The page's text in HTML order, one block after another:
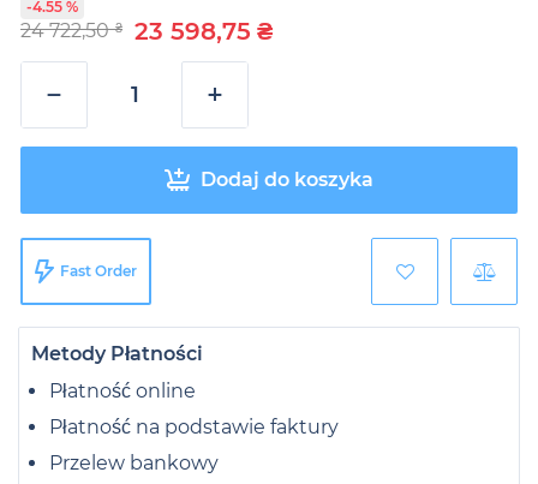
24 722,50 ₴ 23 598,75 ₴
-4.55 %
− +
Dodaj do koszyka
Fast Order
Metody Płatności
Płatność online
Płatność na podstawie faktury
Przelew bankowy